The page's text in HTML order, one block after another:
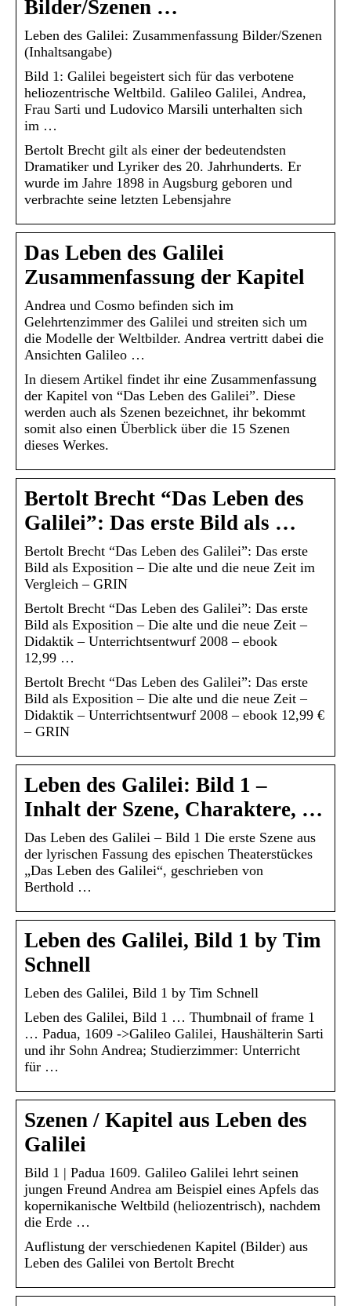
Bilder/Szenen …
Leben des Galilei: Zusammenfassung Bilder/Szenen
(Inhaltsangabe)
Bild 1: Galilei begeistert sich für das verbotene
heliozentrische Weltbild. Galileo Galilei, Andrea,
Frau Sarti und Ludovico Marsili unterhalten sich
im …
Bertolt Brecht gilt als einer der bedeutendsten
Dramatiker und Lyriker des 20. Jahrhunderts. Er
wurde im Jahre 1898 in Augsburg geboren und
verbrachte seine letzten Lebensjahre
Das Leben des Galilei
Zusammenfassung der Kapitel
Andrea und Cosmo befinden sich im
Gelehrtenzimmer des Galilei und streiten sich um
die Modelle der Weltbilder. Andrea vertritt dabei die
Ansichten Galileo …
In diesem Artikel findet ihr eine Zusammenfassung
der Kapitel von “Das Leben des Galilei”. Diese
werden auch als Szenen bezeichnet, ihr bekommt
somit also einen Überblick über die 15 Szenen
dieses Werkes.
Bertolt Brecht “Das Leben des
Galilei”: Das erste Bild als …
Bertolt Brecht “Das Leben des Galilei”: Das erste
Bild als Exposition – Die alte und die neue Zeit im
Vergleich – GRIN
Bertolt Brecht “Das Leben des Galilei”: Das erste
Bild als Exposition – Die alte und die neue Zeit –
Didaktik – Unterrichtsentwurf 2008 – ebook
12,99 …
Bertolt Brecht “Das Leben des Galilei”: Das erste
Bild als Exposition – Die alte und die neue Zeit –
Didaktik – Unterrichtsentwurf 2008 – ebook 12,99 €
– GRIN
Leben des Galilei: Bild 1 –
Inhalt der Szene, Charaktere, …
Das Leben des Galilei – Bild 1 Die erste Szene aus
der lyrischen Fassung des epischen Theaterstückes
„Das Leben des Galilei“, geschrieben von
Berthold …
Leben des Galilei, Bild 1 by Tim
Schnell
Leben des Galilei, Bild 1 by Tim Schnell
Leben des Galilei, Bild 1 … Thumbnail of frame 1
… Padua, 1609 ->Galileo Galilei, Haushälterin Sarti
und ihr Sohn Andrea; Studierzimmer: Unterricht
für …
Szenen / Kapitel aus Leben des
Galilei
Bild 1 | Padua 1609. Galileo Galilei lehrt seinen
jungen Freund Andrea am Beispiel eines Apfels das
kopernikanische Weltbild (heliozentrisch), nachdem
die Erde …
Auflistung der verschiedenen Kapitel (Bilder) aus
Leben des Galilei von Bertolt Brecht